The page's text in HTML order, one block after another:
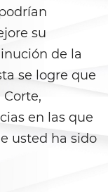
De
su
de la
se logre que
en las que
usted ha sido